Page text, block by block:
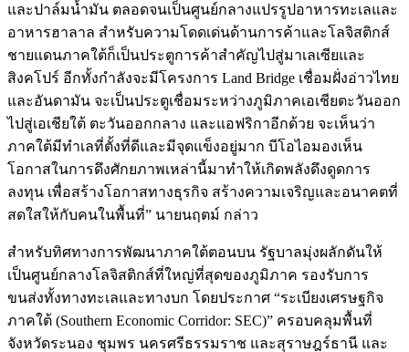
และปาล์มน้ำมัน ตลอดจนเป็นศูนย์กลางแปรรูปอาหารทะเลและ
อาหารฮาลาล สำหรับความโดดเด่นด้านการค้าและโลจิสติกส์
ชายแดนภาคใต้ก็เป็นประตูการค้าสำคัญไปสู่มาเลเซียและ
สิงคโปร์ อีกทั้งกำลังจะมีโครงการ Land Bridge เชื่อมฝั่งอ่าวไทย
และอันดามัน จะเป็นประตูเชื่อมระหว่างภูมิภาคเอเชียตะวันออก
ไปสู่เอเชียใต้ ตะวันออกกลาง และแอฟริกาอีกด้วย จะเห็นว่า
ภาคใต้มีทำเลที่ตั้งที่ดีและมีจุดแข็งอยู่มาก บีโอไอมองเห็น
โอกาสในการดึงศักยภาพเหล่านี้มาทำให้เกิดพลังดึงดูดการ
ลงทุน เพื่อสร้างโอกาสทางธุรกิจ สร้างความเจริญและอนาคตที่
สดใสให้กับคนในพื้นที่” นายนฤตม์ กล่าว
สำหรับทิศทางการพัฒนาภาคใต้ตอนบน รัฐบาลมุ่งผลักดันให้
เป็นศูนย์กลางโลจิสติกส์ที่ใหญ่ที่สุดของภูมิภาค รองรับการ
ขนส่งทั้งทางทะเลและทางบก โดยประกาศ “ระเบียงเศรษฐกิจ
ภาคใต้ (Southern Economic Corridor: SEC)” ครอบคลุมพื้นที่
จังหวัดระนอง ชุมพร นครศรีธรรมราช และสุราษฎร์ธานี และ